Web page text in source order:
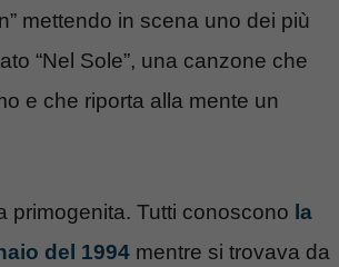
mettendo in scena uno dei più
“Nel Sole”, una canzone che
e che riporta alla mente un
primogenita. Tutti conoscono la
del 1994 mentre si trovava da